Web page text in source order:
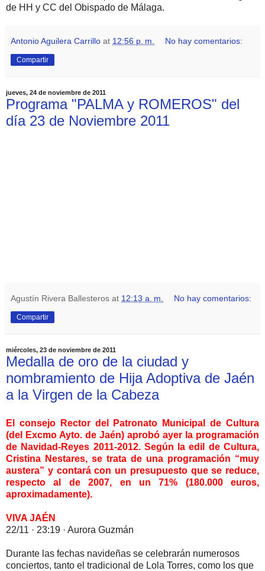
de HH y CC del Obispado de Málaga.
Antonio Aguilera Carrillo at 12:56 p. m. No hay comentarios:
Compartir
jueves, 24 de noviembre de 2011
Programa "PALMA y ROMEROS" del
día 23 de Noviembre 2011
Agustín Rivera Ballesteros at 12:13 a. m. No hay comentarios:
Compartir
miércoles, 23 de noviembre de 2011
Medalla de oro de la ciudad y
nombramiento de Hija Adoptiva de Jaén
a la Virgen de la Cabeza
El consejo Rector del Patronato Municipal de Cultura
(del Excmo Ayto. de Jaén) aprobó ayer la programación
de Navidad-Reyes 2011-2012. Según la edil de Cultura,
Cristina Nestares, se trata de una programación “muy
austera” y contará con un presupuesto que se reduce,
respecto al de 2007, en un 71% (180.000 euros,
aproximadamente).
VIVA JAÉN
22/11 · 23:19 · Aurora Guzmán
Durante las fechas navideñas se celebrarán numerosos
conciertos, tanto el tradicional de Lola Torres, como los que